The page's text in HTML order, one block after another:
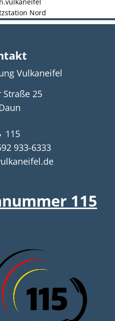
Nord
Vulkaneifel
Straße 25
115
933-6333
115